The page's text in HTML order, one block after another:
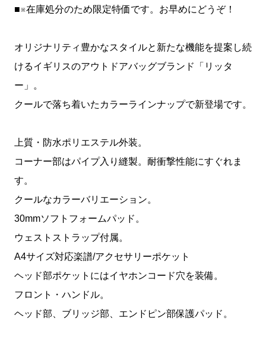
■※在庫処分のため限定特価です。お早めにどうぞ！
オリジナリティ豊かなスタイルと新たな機能を提案し続
けるイギリスのアウトドアバッグブランド「リッタ
ー」。
クールで落ち着いたカラーラインナップで新登場です。
上質・防水ポリエステル外装。
コーナー部はパイプ入り縫製。耐衝撃性能にすぐれま
す。
クールなカラーバリエーション。
30mmソフトフォームパッド。
ウェストストラップ付属。
A4サイズ対応楽譜/アクセサリーポケット
ヘッド部ポケットにはイヤホンコード穴を装備。
フロント・ハンドル。
ヘッド部、ブリッジ部、エンドピン部保護パッド。